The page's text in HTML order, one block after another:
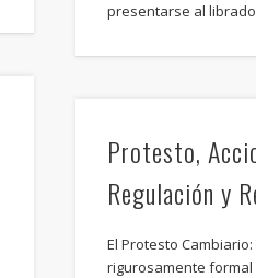
presentarse al
Protesto,
Regulación y
El Protesto
rigurosamente